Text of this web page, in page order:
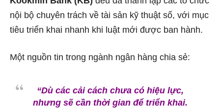
nội bộ chuyên trách về tài sản kỹ thuật số, với mục
tiêu triển khai nhanh khi luật mới được ban hành.
Một nguồn tin trong ngành ngân hàng chia sẻ:
“Dù các cải cách chưa có hiệu lực,
nhưng sẽ cần thời gian để triển khai.